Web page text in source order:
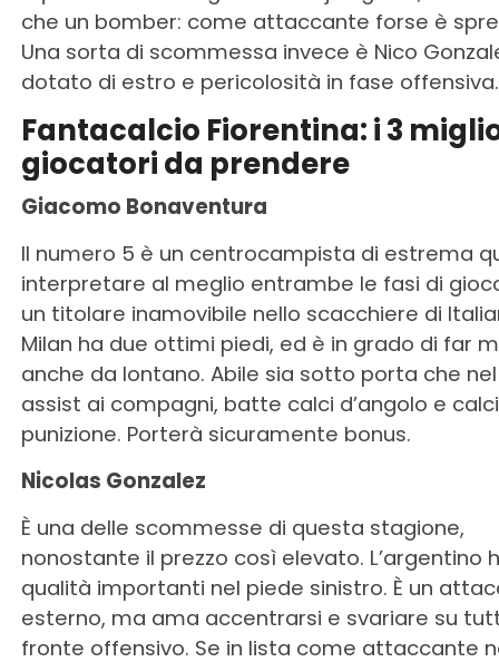
che un bomber: come attaccante forse è
Una sorta di scommessa invece è Nico
dotato di estro e pericolosità in fase offensiva.
Fantacalcio Fiorentina: i 3
giocatori da prendere
Giacomo Bonaventura
Il numero 5 è un centrocampista di estrema
interpretare al meglio entrambe le fasi di
un titolare inamovibile nello scacchiere di
Milan ha due ottimi piedi, ed è in grado di far
anche da lontano. Abile sia sotto porta che
assist ai compagni, batte calci d’angolo e
punizione. Porterà sicuramente bonus.
Nicolas Gonzalez
È una delle scommesse di questa stagione,
nonostante il prezzo così elevato. L’argentino
qualità importanti nel piede sinistro. È un
esterno, ma ama accentrarsi e svariare su
fronte offensivo. Se in lista come attaccante